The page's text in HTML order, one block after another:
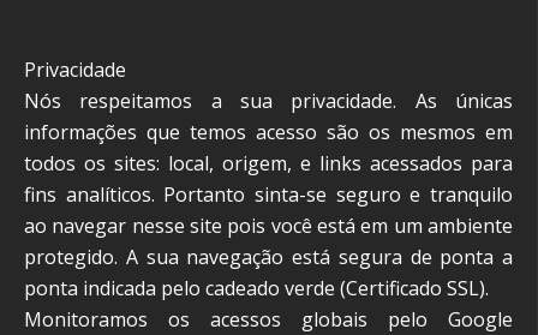
Privacidade
Nós respeitamos a sua privacidade. As únicas
informações que temos acesso são os mesmos em
todos os sites: local, origem, e links acessados para
fins analíticos. Portanto sinta-se seguro e tranquilo
ao navegar nesse site pois você está em um ambiente
protegido. A sua navegação está segura de ponta a
ponta indicada pelo cadeado verde (Certificado SSL).
Monitoramos os acessos globais pelo Google